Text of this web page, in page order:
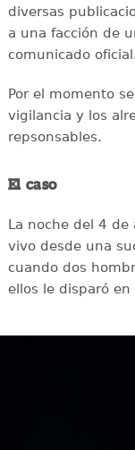
diversas
a una facción de
comunicado
Por el momento
vigilancia y los
repsonsables.
El caso
La noche del 4
vivo desde una
cuando dos
ellos le disparó en